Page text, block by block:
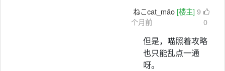
ねこcat_māo [楼主] 9
个月前
0
但是，喵照着攻略
也只能乱点一通
呀。